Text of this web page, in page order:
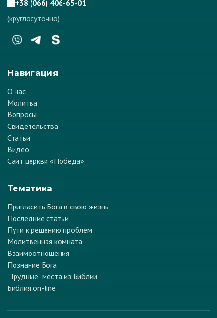
+38 (066) 406-65-01
(круглосуточно)
Навигация
О нас
Молитва
Вопросы
Свидетельства
Статьи
Видео
Сайт церкви «Победа»
Тематика
Пригласить Бога в свою жизнь
Последние статьи
Пути к решению проблем
Молитвенная комната
Взаимоотношения
Познание Бога
"Трудные" места из Библии
Библия on-line